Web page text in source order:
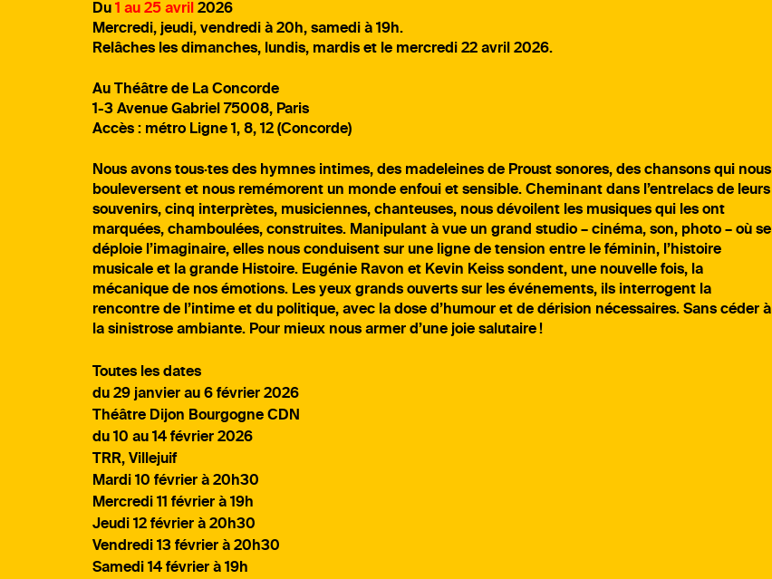
Du 1 au 25 avril 2026
Mercredi, jeudi, vendredi à 20h, samedi à 19h.
Relâches les dimanches, lundis, mardis et le mercredi 22 avril 2026.
Au Théâtre de La Concorde
1-3 Avenue Gabriel 75008, Paris
Accès : métro Ligne 1, 8, 12 (Concorde)
Nous avons tous·tes des hymnes intimes, des madeleines de Proust sonores, des chansons qui nous
bouleversent et nous remémorent un monde enfoui et sensible. Cheminant dans l’entrelacs de leurs
souvenirs, cinq interprètes, musiciennes, chanteuses, nous dévoilent les musiques qui les ont
marquées, chamboulées, construites. Manipulant à vue un grand studio – cinéma, son, photo – où se
déploie l’imaginaire, elles nous conduisent sur une ligne de tension entre le féminin, l’histoire
musicale et la grande Histoire. Eugénie Ravon et Kevin Keiss sondent, une nouvelle fois, la
mécanique de nos émotions. Les yeux grands ouverts sur les événements, ils interrogent la
rencontre de l’intime et du politique, avec la dose d’humour et de dérision nécessaires. Sans céder à
la sinistrose ambiante. Pour mieux nous armer d’une joie salutaire !
Toutes les dates
du 29 janvier au 6 février 2026
Théâtre Dijon Bourgogne CDN
du 10 au 14 février 2026
TRR, Villejuif
Mardi 10 février à 20h30
Mercredi 11 février à 19h
Jeudi 12 février à 20h30
Vendredi 13 février à 20h30
Samedi 14 février à 19h